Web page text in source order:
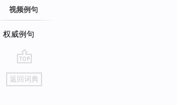
视频例句
权威例句
go
top
返回词典